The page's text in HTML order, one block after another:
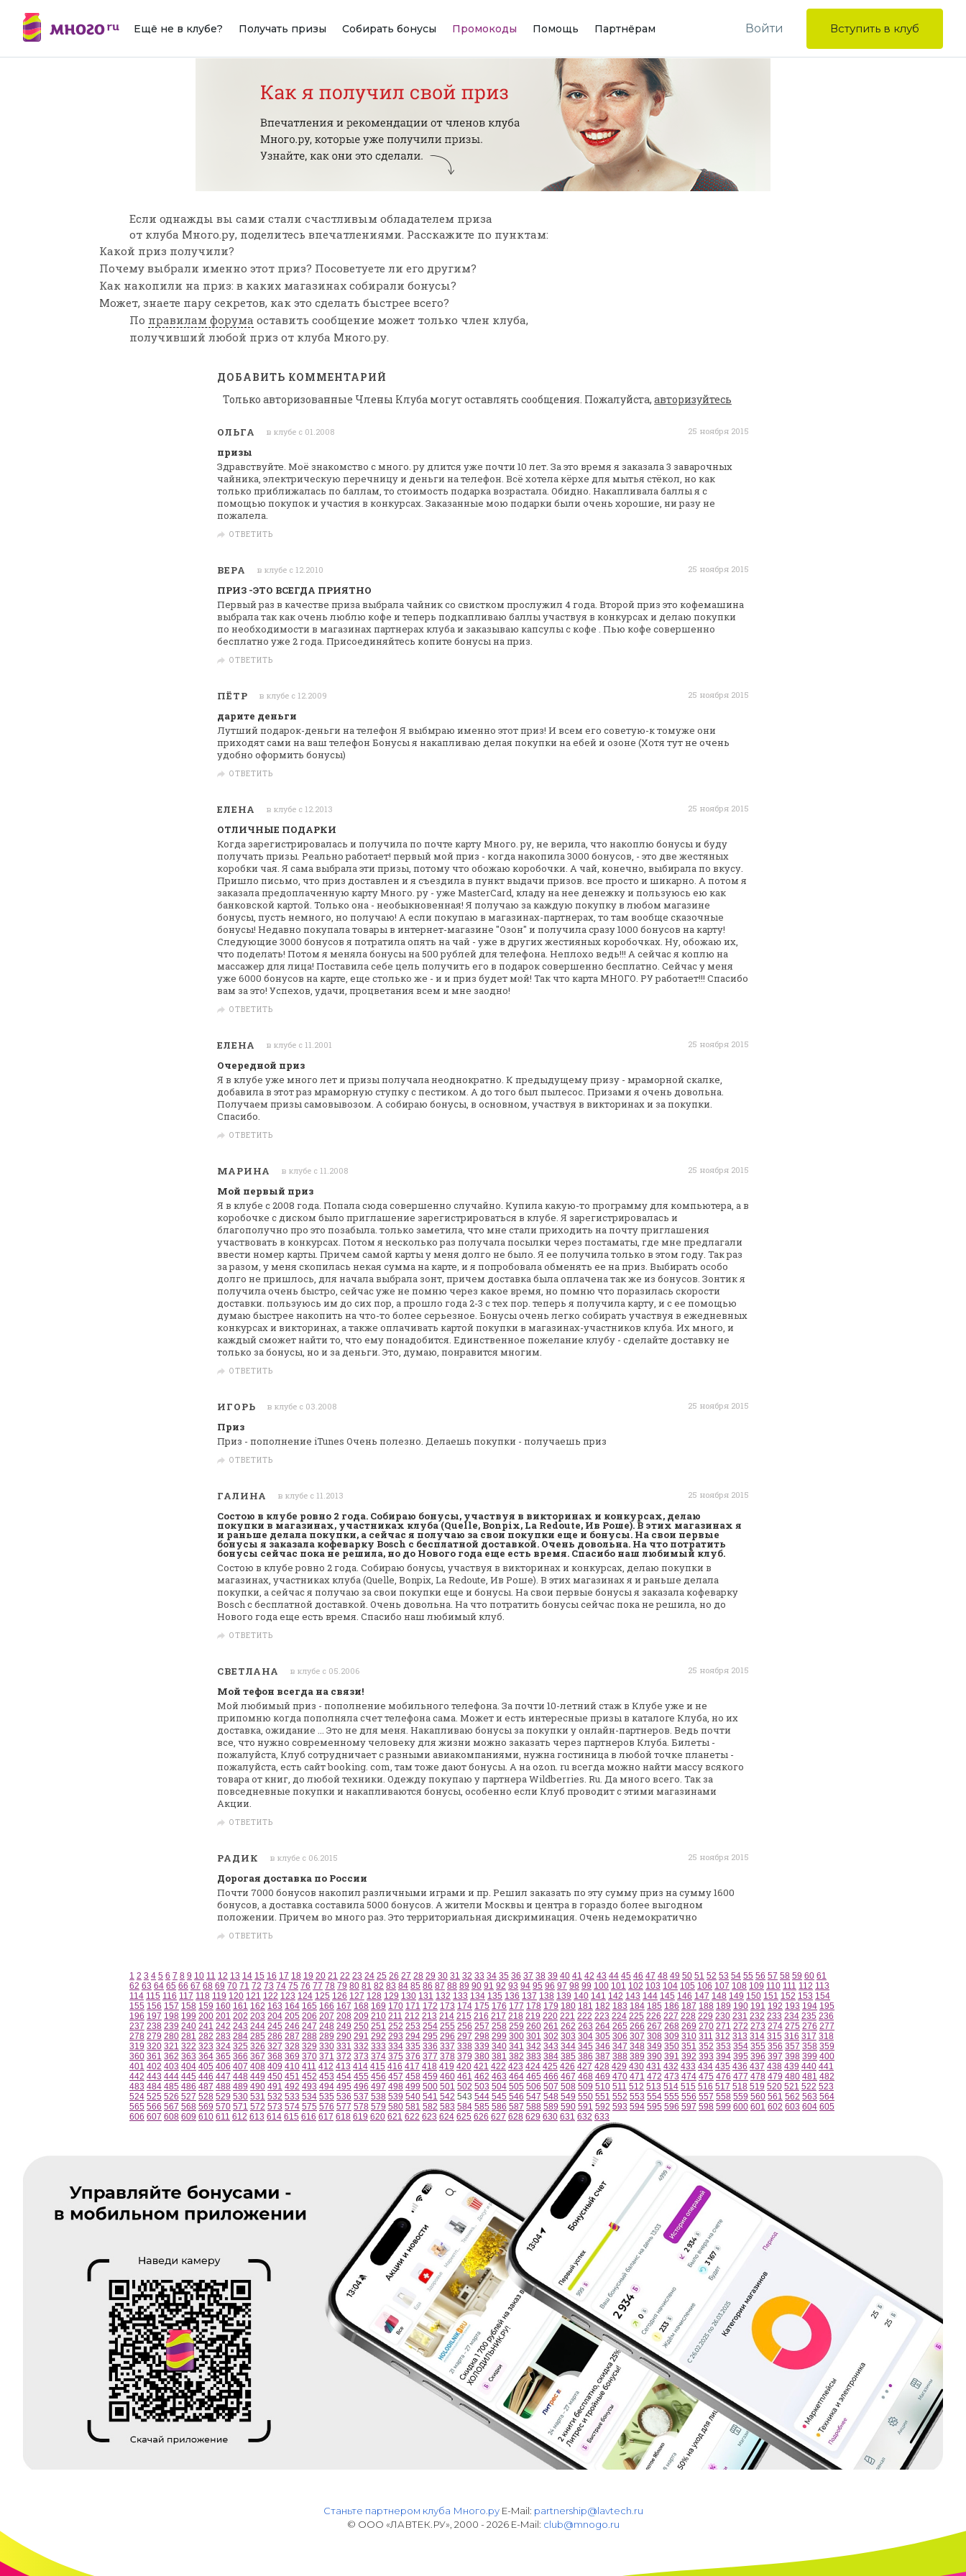
Ещё не в клубе? Получать призы Собирать бонусы Промокоды Помощь Партнёрам Войти Вступить в клуб
Если однажды вы сами стали счастливым обладателем приза
от клуба Много.ру, поделитесь впечатлениями. Расскажите по пунктам:
Какой приз получили?
Почему выбрали именно этот приз? Посоветуете ли его другим?
Как накопили на приз: в каких магазинах собирали бонусы?
Может, знаете пару секретов, как это сделать быстрее всего?
По правилам форума оставить сообщение может только член клуба,
получивший любой приз от клуба Много.ру.
ДОБАВИТЬ КОММЕНТАРИЙ
Только авторизованные Члены Клуба могут оставлять сообщения. Пожалуйста, авторизуйтесь
ОЛЬГА в клубе с 01.2008 25 ноября 2015
призы
Здравствуйте. Моё знакомство с много. ру длится уже почти 10 лет. За это время я заказала 3 заварочных
чайника, электрическую перечницу и деньги на телефон. Всё хотелакёрхе для мытья стёкол, но как
только приближалась по баллам, то стоимость подарка возрастала. Обидно. Накапливалабаллы я с
помощью покупок и участия в конкурсах. Заказанные мою подарки были очень хорошие, ни разу не
пожалела.
ОТВЕТИТЬ
ВЕРА в клубе с 12.2010 25 ноября 2015
ПРИЗ -ЭТО ВСЕГДА ПРИЯТНО
Первый раз в качестве приза выбрала чайник со свистком прослужил 4 года. Второй приз это кофемашина
выбрала таккак очень люблю кофе и теперь подкапливаю баллы участвуя в конкурсах и делаю покупки
по необходимости в магазинахпартнерах клуба и заказываю капсулы с кофе . Пью кофе совершенно
бесплатно уже 2 года. Присоединяйтесь копите бонусы на приз.
ОТВЕТИТЬ
ПЁТР в клубе с 12.2009 25 ноября 2015
дарите деньги
Лутший подарок-деньги на телефон Я выбмраю именно этот приз! И всем его советую-к томуже они
приходят сами на ваш телефон Бонусы я накапливаю делая покупки на ебей и озоне (Хотя тут не очень
удобно оформить бонусы)
ОТВЕТИТЬ
ЕЛЕНА в клубе с 12.2013 25 ноября 2015
ОТЛИЧНЫЕ ПОДАРКИ
Когда зарегистрировалась и получила по почте карту Много.ру, не верила, что накоплю бонусы и буду
получать призы. Реально работает! первый мой приз - когда накопила 3000 бонусов, - это две жестяных
коробки чая. Я сама выбрала эти призы, потому что обожаю коробочки. А чай, конечно, выбиралапо вкусу.
Пришло письмо, что приз доставлен и я съездила в пункт выдачи призов. все просто и шикарно. А потом я
заказала предоплаченную карту Много. ру - уже MasterCard, кладу на нее денежку и пользуюсь ею как
банковской картой. Только она - необыкновенная! Я получаю закаждую покупку в любом магазине
бонусы, пусть немного, но получаю! А если покупаю в магазинах-партнерах, то там вообще сказочные
бонусы! Недавно покупала товары в интернет-магазине "Озон" и получила сразу 1000 бонусов накарту!
Следующие 3000 бонусов я потратила опять на чай - уже в других жестияных коробочках. Ну, обожаю их,
что поделать! Потом я меняла бонусы на 500 рублей для телефона. Неплохо ведь!!! А сейчас я коплю на
массажер для лица! Поставила себе цель получить его в подарок совершенно бесплатно. Сейчас у меня
уже 6000 бонусов на карте, еще столько же - и и приз будетмой! Так что карта МНОГО. РУ работает!!! Спасибо
вам за это! Успехов, удачи, процветания всем и мне заодно!
ОТВЕТИТЬ
ЕЛЕНА в клубе с 11.2001 25 ноября 2015
Очередной приз
Я в клубе уже много лет и призы получала неоднократно. К предыдущему призу - мраморной скалке,
добавила в этот раз мраморную ступку с пестиком. А до того был пылесос. Призами я очень довольна.
Получаем призы самовывозом. А собираю бонусы, в основном, участвуя в викторинах и за покупки.
Спасибо.
ОТВЕТИТЬ
МАРИНА в клубе с 11.2008 25 ноября 2015
Мой первый приз
Я в клубе с 2008 года. Попала сюда совершенно случайно. Купила какую-то программу для компьютера, а в
коробочке сдиском было приглашение зарегистрироваться в клубе. Я зарегистрировалась и
благополучно про это позабыла. только заметила, что мне стали приходить на почту приглашения
участвовать в конкурсах. Потом я несколько раз получалапосылки через постаматы, где мне предлагали
ввести номер карты. Причем самой карты у меня долго не было. Я ее получила только в этом году. Так раз
за разом, у меня скопилась некая сумма на карте, и я попробовала обменять ее на приз. Выбирать особо
долго не пришлось, для началавыбрала зонт, причем доставка была оплачена так же из бонусов. Зонтик я
получила очень быстро, сейчас уже не помню через какое время, но помню что поразилась скорости
доставки. пользуюсь им до сих пор, а прошло года 2-3 с техпор. теперь я получила карту, и с ее помощью
думаю быстрее накопить на что-то более серьезное. Бонусы очень легко собирать участвуя в ежедневных
конкурсах и викторинах, атакже оплачивать картой покупки в магазинах-участников клуба. Их много, и
каждый сможет найти то, что емупонадобится. Единственное пожелание клубу - сделайте доставку не
только за бонусы, но и за деньги. Это, думаю, понравится многим.
ОТВЕТИТЬ
ИГОРЬ в клубе с 03.2008 25 ноября 2015
Приз
Приз - пополнение iTunes Очень полезно. Делаешь покупки - получаешь приз
ОТВЕТИТЬ
ГАЛИНА в клубе с 11.2013 25 ноября 2015
Состою в клубе ровно 2 года. Собираю бонусы, участвуя в викторинах и конкурсах, делаю
покупки в магазинах, участниках клуба (Quelle, Bonpix, La Redoute, Ив Роше). В этих магазинах я
и раньше делала покупки, а сейчас я получаю за свои покупки еще и бонусы. На свои первые
бонусы я заказала кофеварку Bosch c бесплатной доставкой. Очень довольна. На что потратить
бонусы сейчас пока не решила, но до Нового года еще есть время. Спасибо наш любимый клуб.
Состою в клубе ровно 2 года. Собираю бонусы, участвуя в викторинах и конкурсах, делаю покупки в
магазинах, участниках клуба (Quelle, Bonpix, La Redoute, Ив Роше). В этих магазинах я и раньше делала
покупки, а сейчас я получаю за свои покупки еще и бонусы. На свои первые бонусы я заказала кофеварку
Bosch c бесплатной доставкой. Очень довольна. На что потратить бонусы сейчас пока не решила, но до
Нового года еще есть время. Спасибо наш любимый клуб.
ОТВЕТИТЬ
СВЕТЛАНА в клубе с 05.2006 25 ноября 2015
Мой тефон всегда на связи!
Мой любимый приз - пополнение мобильного телефона. За почти 10-летний стаж в Клубе уже и не
припомню когда пополняласчет телефона сама. Может и есть интересные призы в каталоге Клуба, но их
доставка, ожидание ... Это не для меня. Накапливаю бонусы за покупки у онлайн-партнеров. Ведь почти
все, что нужно современному человеку для жизни можно заказать через партнеров Клуба. Билеты -
пожалуйста, Клуб сотрудничает с разными авиакомпаниями, нужна гостиница в любой точке планеты -
пожалуйста, есть сайт booking. com, там тоже дают бонусы. А на ozon. ru всегда можно найти массувсякого
товара от книг, до любой техники. Одежду покупаю упартнера Wildberries. Ru. Да много всего. Так за
повседневные покупки и накапливаются бонусы, особенно если Клуб проводит с этими магазинами
Акции.
ОТВЕТИТЬ
РАДИК в клубе с 06.2015 25 ноября 2015
Дорогая доставка по России
Почти 7000 бонусов накопил различными играми и пр. Решил заказать по эту сумму приз на сумму 1600
бонусов, а доставкасоставила 5000 бонусов. А жители Москвы и центра в гораздо более выгодном
положении. Причем во много раз. Это территориальная дискриминация. Очень недемократично
ОТВЕТИТЬ
1 2 3 4 5 6 7 8 9 10 11 12 13 14 15 16 17 18 19 20 21 22 23 24 25 26 27 28 29 30 31 32 33 34 35 36 37 38 39 40 41 42 43 44 45 46 47 48 49 50 51 52 53 54 55 56 57 58 59 60 61
62 63 64 65 66 67 68 69 70 71 72 73 74 75 76 77 78 79 80 81 82 83 84 85 86 87 88 89 90 91 92 93 94 95 96 97 98 99 100 101 102 103 104 105 106 107 108 109 110 111 112 113
114 115 116 117 118 119 120 121 122 123 124 125 126 127 128 129 130 131 132 133 134 135 136 137 138 139 140 141 142 143 144 145 146 147 148 149 150 151 152 153 154
155 156 157 158 159 160 161 162 163 164 165 166 167 168 169 170 171 172 173 174 175 176 177 178 179 180 181 182 183 184 185 186 187 188 189 190 191 192 193 194 195
196 197 198 199 200 201 202 203 204 205 206 207 208 209 210 211 212 213 214 215 216 217 218 219 220 221 222 223 224 225 226 227 228 229 230 231 232 233 234 235 236
237 238 239 240 241 242 243 244 245 246 247 248 249 250 251 252 253 254 255 256 257 258 259 260 261 262 263 264 265 266 267 268 269 270 271 272 273 274 275 276 277
278 279 280 281 282 283 284 285 286 287 288 289 290 291 292 293 294 295 296 297 298 299 300 301 302 303 304 305 306 307 308 309 310 311 312 313 314 315 316 317 318
319 320 321 322 323 324 325 326 327 328 329 330 331 332 333 334 335 336 337 338 339 340 341 342 343 344 345 346 347 348 349 350 351 352 353 354 355 356 357 358 359
360 361 362 363 364 365 366 367 368 369 370 371 372 373 374 375 376 377 378 379 380 381 382 383 384 385 386 387 388 389 390 391 392 393 394 395 396 397 398 399 400
401 402 403 404 405 406 407 408 409 410 411 412 413 414 415 416 417 418 419 420 421 422 423 424 425 426 427 428 429 430 431 432 433 434 435 436 437 438 439 440 441
442 443 444 445 446 447 448 449 450 451 452 453 454 455 456 457 458 459 460 461 462 463 464 465 466 467 468 469 470 471 472 473 474 475 476 477 478 479 480 481 482
483 484 485 486 487 488 489 490 491 492 493 494 495 496 497 498 499 500 501 502 503 504 505 506 507 508 509 510 511 512 513 514 515 516 517 518 519 520 521 522 523
524 525 526 527 528 529 530 531 532 533 534 535 536 537 538 539 540 541 542 543 544 545 546 547 548 549 550 551 552 553 554 555 556 557 558 559 560 561 562 563 564
565 566 567 568 569 570 571 572 573 574 575 576 577 578 579 580 581 582 583 584 585 586 587 588 589 590 591 592 593 594 595 596 597 598 599 600 601 602 603 604 605
606 607 608 609 610 611 612 613 614 615 616 617 618 619 620 621 622 623 624 625 626 627 628 629 630 631 632 633
Станьте партнером клуба Много.руE-Mail: partnership@lavtech.ru
© ООО «ЛАВТЕК.РУ», 2000 - 2026 E-Mail: club@mnogo.ru